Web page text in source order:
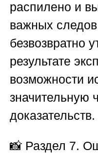
распилено и
важных
безвозвратно
результате
возможности
значительную
доказательств.
📸 Раздел 7.